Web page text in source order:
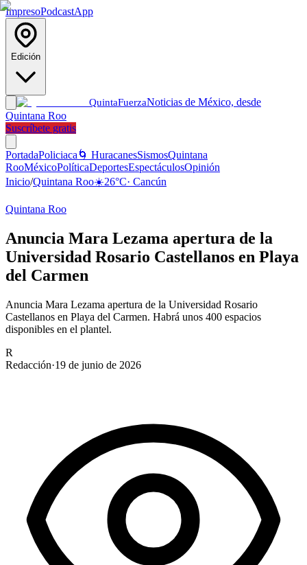
ImpresoPodcastApp
Edición
QuintaFuerzaNoticias de México, desde
Quintana Roo
Suscríbete gratis
PortadaPoliciaca 🌀 HuracanesSismosQuintana
RooMéxicoPolíticaDeportesEspectáculosOpinión
Inicio/Quintana Roo☀️26°C· Cancún
Quintana Roo
Anuncia Mara Lezama apertura de la
Universidad Rosario Castellanos en Playa
del Carmen
Anuncia Mara Lezama apertura de la Universidad Rosario
Castellanos en Playa del Carmen. Habrá unos 400 espacios
disponibles en el plantel.
R
Redacción·19 de junio de 2026